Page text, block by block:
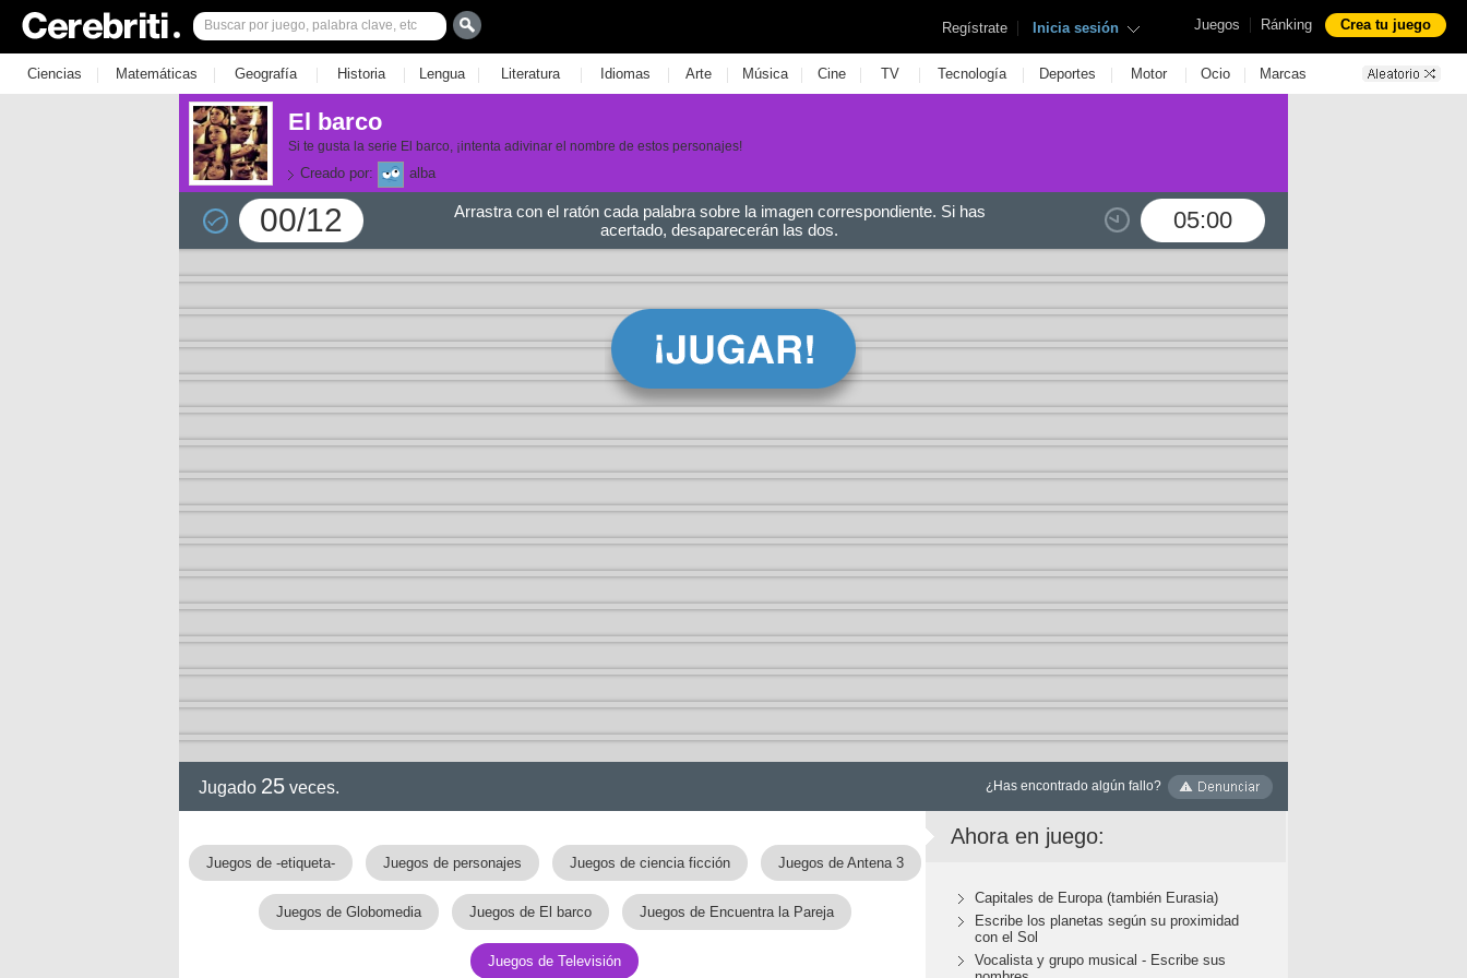
Juegos | Ránking Crea tu juego
Regístrate | Inicia sesión
Ciencias | Matemáticas | Geografía | Historia | Lengua | Literatura | Idiomas | Arte | Música | Cine | TV | Tecnología | Deportes | Motor | Ocio | Marcas
El barco
Si te gusta la serie El barco, ¡intenta adivinar el nombre de estos personajes!
Creado por: alba
00/12 05:00
Arrastra con el ratón cada palabra sobre la imagen correspondiente. Si has
acertado, desaparecerán las dos.
Jugado 25 veces. ¿Has encontrado algún fallo?
Juegos de -etiqueta- Juegos de personajes Juegos de ciencia ficción Juegos de Antena 3
Juegos de Globomedia Juegos de El barco Juegos de Encuentra la Pareja
Juegos de Televisión
Ahora en juego:
Capitales de Europa (también Eurasia)
Escribe los planetas según su proximidad
con el Sol
Vocalista y grupo musical - Escribe sus